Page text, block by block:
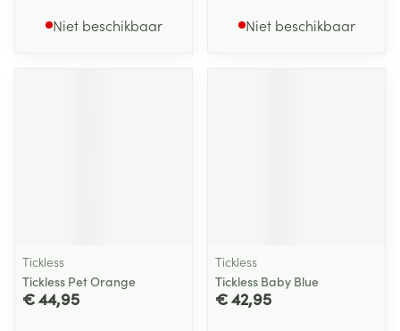
Niet beschikbaar Niet beschikbaar
Tickless
Tickless Pet Orange
€ 44,95
Tickless
Tickless Baby Blue
€ 42,95